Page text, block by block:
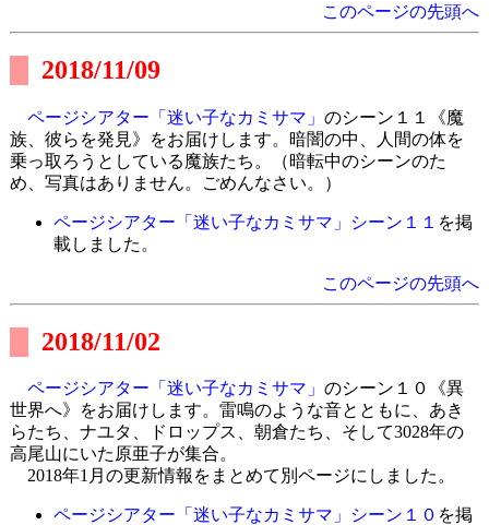
このページの先頭へ
2018/11/09
ページシアター「迷い子なカミサマ」 のシーン１１《魔
族、彼らを発見》をお届けします。暗闇の中、人間の体を
乗っ取ろうとしている魔族たち。（暗転中のシーンのた
め、写真はありません。ごめんなさい。）
ページシアター「迷い子なカミサマ」シーン１１ を掲
載しました。
このページの先頭へ
2018/11/02
ページシアター「迷い子なカミサマ」 のシーン１０《異
世界へ》をお届けします。雷鳴のような音とともに、あき
らたち、ナユタ、ドロップス、朝倉たち、そして3028年の
高尾山にいた原亜子が集合。
2018年1月の更新情報をまとめて別ページにしました。
ページシアター「迷い子なカミサマ」シーン１０ を掲